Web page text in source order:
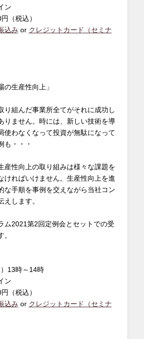
ン
（税込）
込み or クレジットカード（セミナ
の生産性向上」
り組んだ事業所全てがそれに成功し
りません。時には、新しい技術を導
使わなくなって投資が無駄になって
も・・・
産性向上の取り組みは様々な課題を
ければいけません。生産性向上を進
な手順を事例を交えながら当社コン
します。
ム2021第2回定例会とセットでの受
13時～14時
ン
（税込）
込み or クレジットカード（セミナ